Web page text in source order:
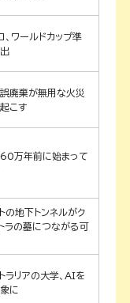
、ワールドカップ準
廃棄が無用な火災
こす
万年前に始まって
の地下トンネルがク
ラの墓につながる可
ラリアの大学、AIを
に